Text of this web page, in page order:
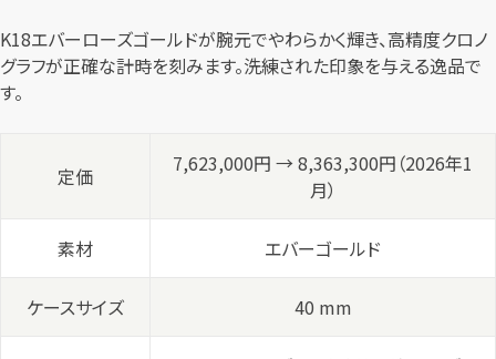
K18エバーローズゴールドが腕元でやわらかく輝き、高精度クロノ
グラフが正確な計時を刻みます。洗練された印象を与える逸品で
す。
定価
7,623,000円 → 8,363,300円（2026年1
月）
素材 エバーゴールド
ケースサイズ 40 mm